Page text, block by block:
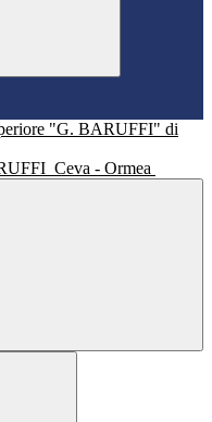
Ceva - Ormea